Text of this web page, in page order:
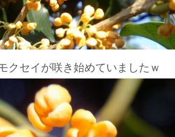
クセイが咲き始めていましたｗ